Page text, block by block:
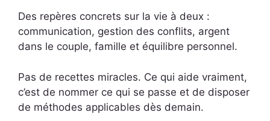
Des repères concrets sur la vie à deux :
communication, gestion des conflits, argent
dans le couple, famille et équilibre personnel.
Pas de recettes miracles. Ce qui aide vraiment,
c’est de nommer ce qui se passe et de disposer
de méthodes applicables dès demain.